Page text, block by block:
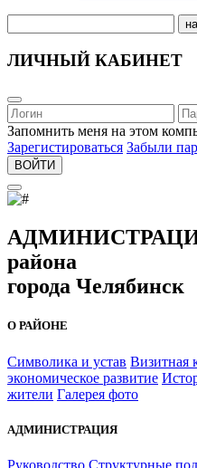
ЛИЧНЫЙ КАБИНЕТ
Запомнить меня на этом
Зарегистироваться Забыли
ВОЙТИ
АДМИНИСТРАЦИЯ
района
города Челябинск
О РАЙОНЕ
Символика и устав Визитная
экономическое развитие
жители Галерея фото
АДМИНИСТРАЦИЯ
Руководство Структурные